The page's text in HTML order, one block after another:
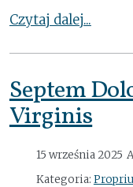
Czytaj dalej...
Septem
Virginis
15 września 2025
Kategoria: